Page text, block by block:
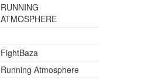
RUNNING
ATMOSPHERE
FightBaza
Running Atmosphere